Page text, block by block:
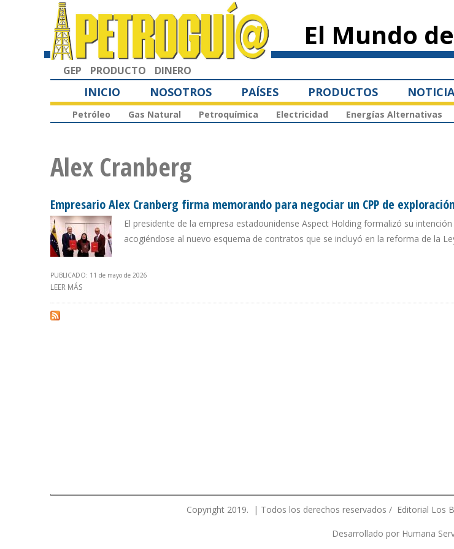
principal
El Mundo
GEP PRODUCTO DINERO
INICIO NOSOTROS PAÍSES PRODUCTOS
Petróleo Gas Natural Petroquímica Electricidad Energías Alternativas
Alex Cranberg
Empresario Alex Cranberg firma memorando para negociar un CPP de exploración
El presidente de la empresa estadounidense Aspect Holding formalizó su
acogiéndose al nuevo esquema de contratos que se incluyó en la reforma de la
PUBLICADO: 11 de mayo de 2026
LEER MÁS
Copyright 2019. | Todos los derechos reservados / Editorial Los
Desarrollado por Humana